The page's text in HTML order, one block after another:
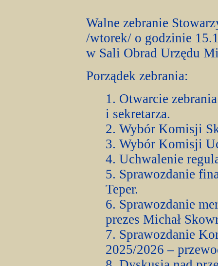
Walne zebranie
/wtorek/ o godzinie
w Sali Obrad Urzędu
Porządek zebrania:
1. Otwarcie
i sekretarza.
2. Wybór Komisji
3. Wybór Komisji
4. Uchwalenie
5. Sprawozdanie
Teper.
6. Sprawozdanie
prezes Michał
7. Sprawozdanie
2025/2026 –